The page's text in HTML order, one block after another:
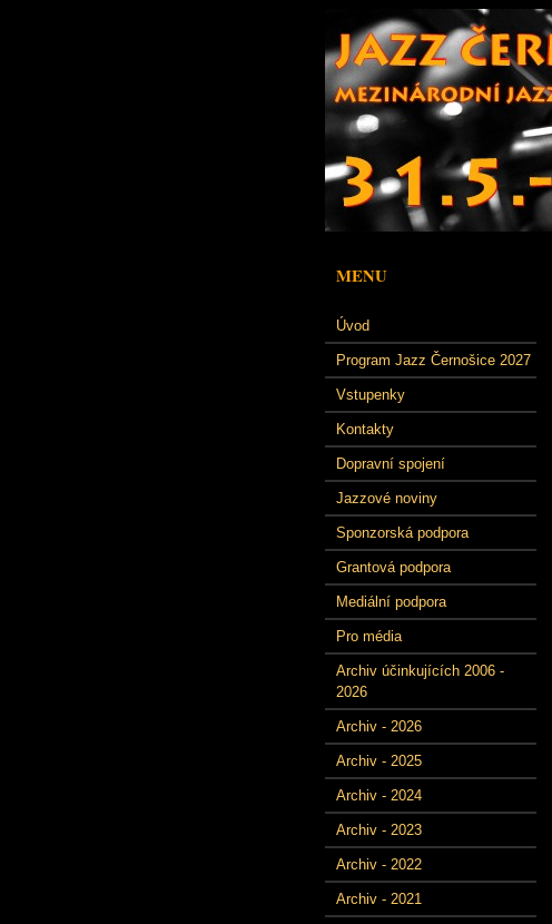
MENU
Úvod
Program Jazz Černošice 2027
Vstupenky
Kontakty
Dopravní spojení
Jazzové noviny
Sponzorská podpora
Grantová podpora
Mediální podpora
Pro média
Archiv účinkujících 2006 -
2026
Archiv - 2026
Archiv - 2025
Archiv - 2024
Archiv - 2023
Archiv - 2022
Archiv - 2021